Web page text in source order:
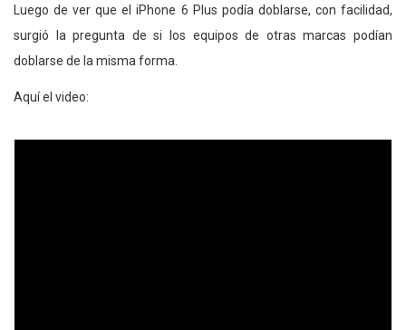
Luego de ver que el iPhone 6 Plus podía doblarse, con facilidad,
surgió la pregunta de si los equipos de otras marcas podían
doblarse de la misma forma.
Aquí el video: